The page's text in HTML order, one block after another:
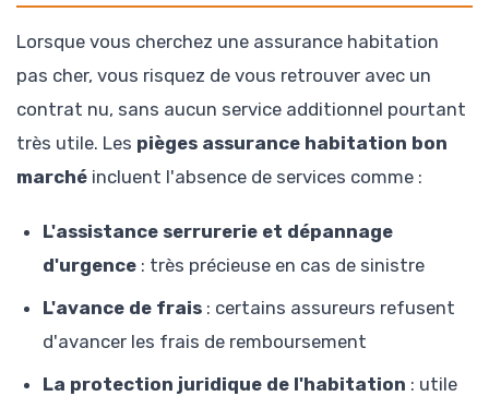
Lorsque vous cherchez une assurance habitation
pas cher, vous risquez de vous retrouver avec un
contrat nu, sans aucun service additionnel pourtant
très utile. Les pièges assurance habitation bon
marché incluent l'absence de services comme :
L'assistance serrurerie et dépannage
d'urgence : très précieuse en cas de sinistre
L'avance de frais : certains assureurs refusent
d'avancer les frais de remboursement
La protection juridique de l'habitation : utile